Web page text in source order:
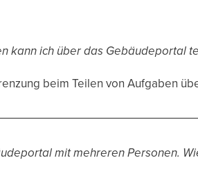
kann ich über das Gebäudeportal
beim Teilen von Aufgaben
mit mehreren Personen.